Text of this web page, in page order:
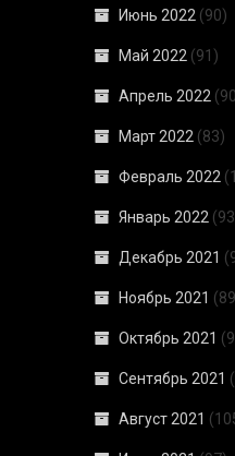
Июнь 2022 (90)
Май 2022 (91)
Апрель 2022
Март 2022 (83)
Февраль 2022
Январь 2022
Декабрь 2021
Ноябрь 2021
Октябрь 2021
Сентябрь 2021
Август 2021